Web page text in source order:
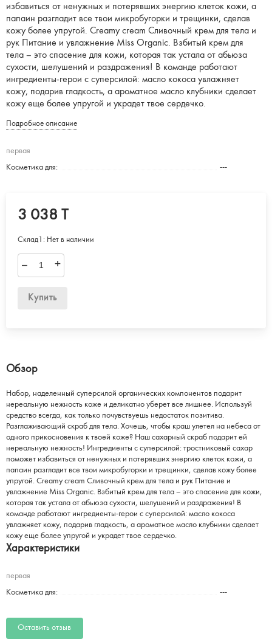
избавиться от ненужных и потерявших энергию клеток кожи, а
папаин разгладит все твои микробугорки и трещинки, сделав
кожу более упругой. Creamy cream Сливочный крем для тела и
рук Питание и увлажнение Miss Organic. Взбитый крем для
тела – это спасение для кожи, которая так устала от абьюза
сухости, шелушений и раздражения! В команде работают
ингредиенты-герои с суперсилой: масло кокоса увлажняет
кожу, подарив гладкость, а ароматное масло клубники сделает
кожу еще более упругой и украдет твое сердечко.
Подробное описание
первая
Косметика для: ---
3 038 T
Склад1: Нет в наличии
– +
Купить
Обзор
Набор, наделенный суперсилой органических компонентов подарит
нереальную нежность коже и деликатно уберет все лишнее. Используй
средство всегда, как только почувствуешь недостаток позитива.
Разглаживающий скраб для тела. Хочешь, чтобы краш улетел на небеса от
одного прикосновения к твоей коже? Наш сахарный скраб подарит ей
нереальную нежность! Ингредиенты с суперсилой: тростниковый сахар
поможет избавиться от ненужных и потерявших энергию клеток кожи, а
папаин разгладит все твои микробугорки и трещинки, сделав кожу более
упругой. Creamy cream Сливочный крем для тела и рук Питание и
увлажнение Miss Organic. Взбитый крем для тела – это спасение для кожи,
которая так устала от абьюза сухости, шелушений и раздражения! В
команде работают ингредиенты-герои с суперсилой: масло кокоса
увлажняет кожу, подарив гладкость, а ароматное масло клубники сделает
кожу еще более упругой и украдет твое сердечко.
Характеристики
первая
Косметика для: ---
Оставить отзыв